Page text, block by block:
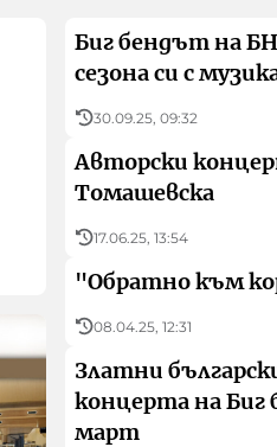
Биг бендът на
сезона си с
30.09.25, 09:32
Авторски
Томашевска
17.06.25, 13:54
"Обратно към
08.04.25, 12:31
Златни
концерта на Биг
март